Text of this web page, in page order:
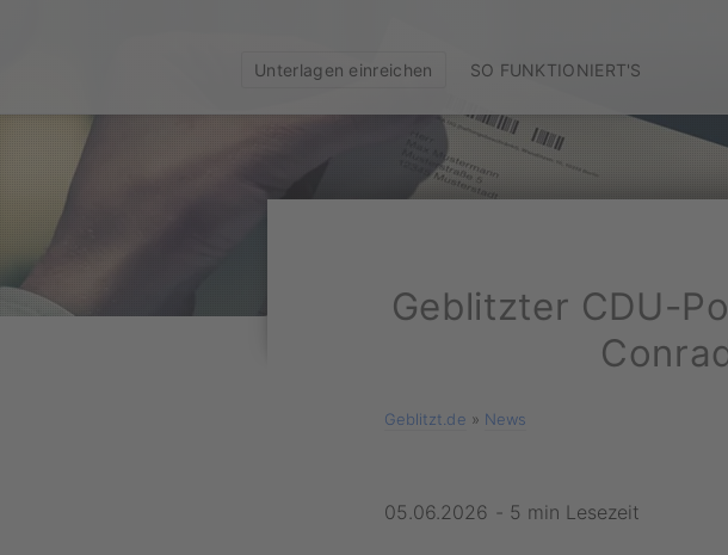
Unterlagen einreichen SO FUNKTIONIERT'S
Geblitzter CDU-
Geblitzt.de » News
05.06.2026 - 5 min Lesezeit